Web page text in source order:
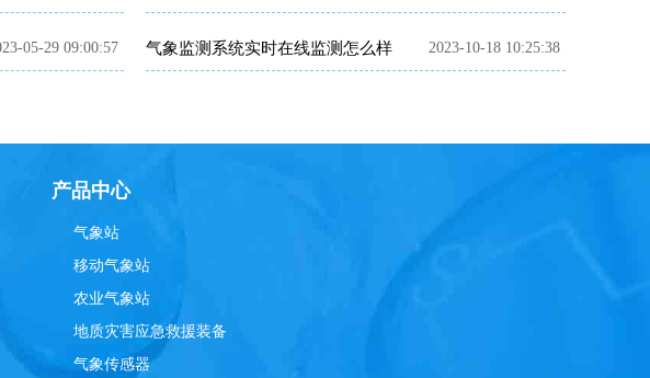
05-29 09:00:57 气象监测系统实时在线监测怎么样 2023-10-18 10:25:38
产品中心
气象站
移动气象站
农业气象站
地质灾害应急救援装备
气象传感器